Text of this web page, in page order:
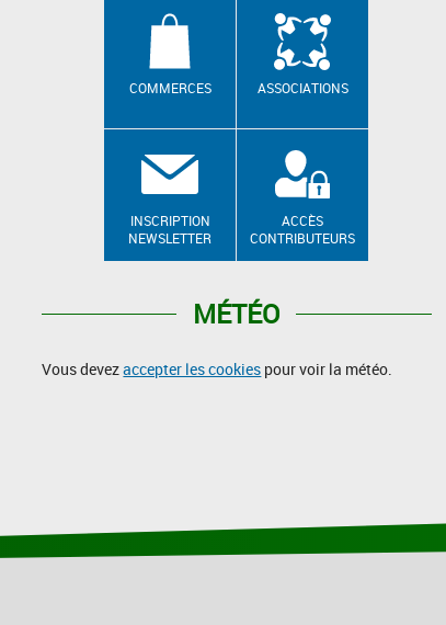
COMMERCES ASSOCIATIONS
INSCRIPTION
NEWSLETTER
ACCÈS
CONTRIBUTEURS
MÉTÉO
Vous devezaccepter les cookies pour voir la météo.